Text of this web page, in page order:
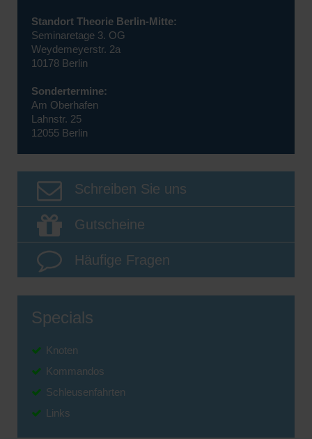
Standort Theorie Berlin-Mitte:
Seminaretage 3. OG
Weydemeyerstr. 2a
10178 Berlin
Sondertermine:
Am Oberhafen
Lahnstr. 25
12055 Berlin
Schreiben Sie uns
Gutscheine
Häufige Fragen
Specials
Knoten
Kommandos
Schleusenfahrten
Links